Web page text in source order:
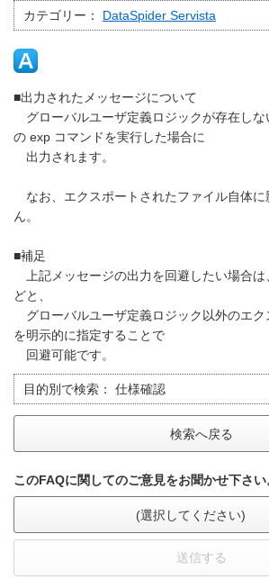
カテゴリー： DataSpider Servista
■出力されたメッセージについて
グローバルユーザ定義ロジックが存在し
の exp コマンドを実行した場合に
出力されます。
なお、エクスポートされたファイル自体に
ん。
■補足
上記メッセージの出力を回避したい場合
どと、
グローバルユーザ定義ロジック以外のエク
を明示的に指定することで
回避可能です。
目的別で検索： 仕様確認
検索へ戻る
このFAQに関してのご意見をお聞かせ下さい
(選択してください)
送信する